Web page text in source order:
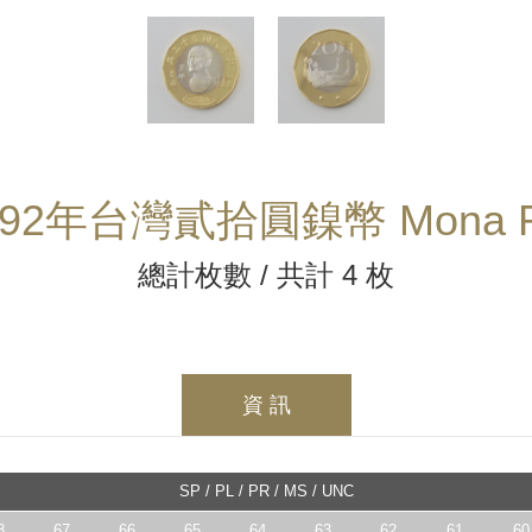
年台灣貳拾圓鎳幣 Mona
總計枚數 / 共計 4 枚
資 訊
SP / PL / PR / MS / UNC